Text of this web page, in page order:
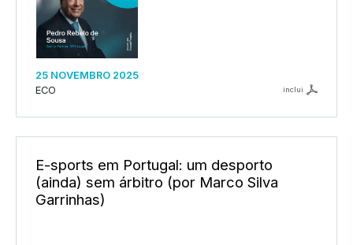
25 NOVEMBRO 2025
ECO
inclui
E-sports em Portugal: um desporto
(ainda) sem árbitro (por Marco Silva
Garrinhas)